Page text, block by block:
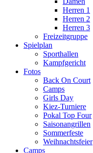
Herren 1
Herren 2
Herren 3
Freizeitgruppe
Spielplan
Sporthallen
Kampfgericht
Fotos
Back On Court
Camps
Girls Day
Kiez-Turniere
Pokal Top Four
Saisonangrillen
Sommerfeste
Weihnachtsfeier
Camps